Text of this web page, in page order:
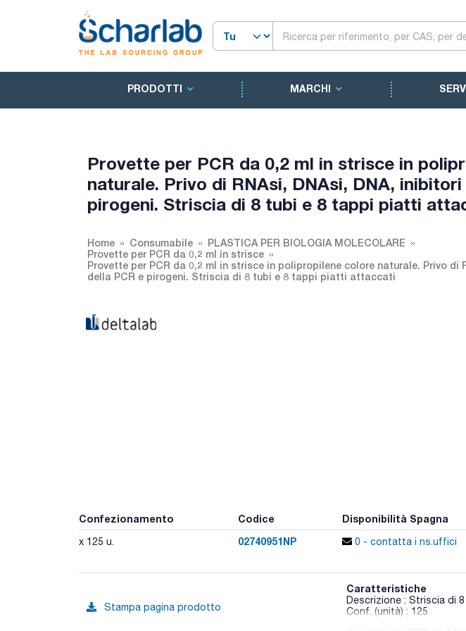
PRODOTTI MARCHI
Provette per PCR da 0,2 ml in strisce in
naturale. Privo di RNAsi, DNAsi, DNA, inibitori
pirogeni. Striscia di 8 tubi e 8 tappi piatti
Home Consumabile
PLASTICA PER BIOLOGIA MOLECOLARE
Provette per PCR da 0,2 ml in strisce
Provette per PCR da 0,2 ml in strisce in polipropilene colore naturale. Privo di
della PCR e pirogeni. Striscia di 8 tubi e 8 tappi piatti attaccati
Confezionamento Codice Disponibilità Spagna
x 125 u. 02740951NP 0 - contatta i ns.uffici
Stampa pagina prodotto
Caratteristiche
Descrizione : Striscia di
Conf. (unità) : 125